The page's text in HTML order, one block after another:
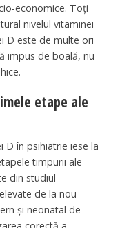
economice. Toți
nivelul vitaminei
D este de multe ori
impus de boală, nu
etape ale
D în psihiatrie iese la
timpurii ale
din studiul
de la nou-
și neonatal de